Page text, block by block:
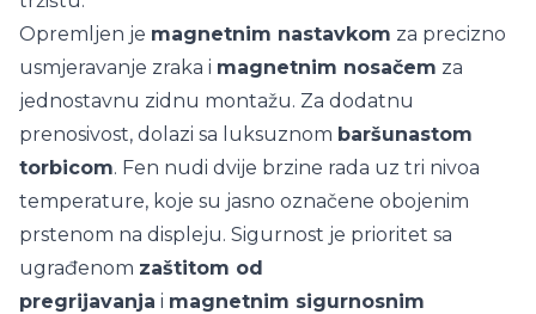
Opremljen je magnetnim nastavkom za precizno
usmjeravanje zraka i magnetnim nosačem za
jednostavnu zidnu montažu. Za dodatnu
prenosivost, dolazi sa luksuznom baršunastom
torbicom. Fen nudi dvije brzine rada uz tri nivoa
temperature, koje su jasno označene obojenim
prstenom na displeju. Sigurnost je prioritet sa
ugrađenom zaštitom od
pregrijavanja i magnetnim sigurnosnim